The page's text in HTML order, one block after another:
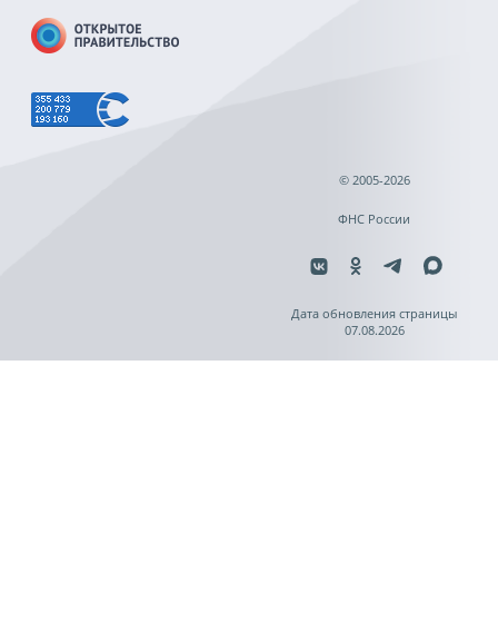
© 2005-2026
ФНС России
Дата обновления страницы
07.08.2026